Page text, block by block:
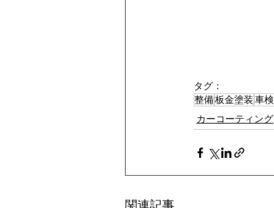
タグ：
整備板金塗装車検
カーコーティング